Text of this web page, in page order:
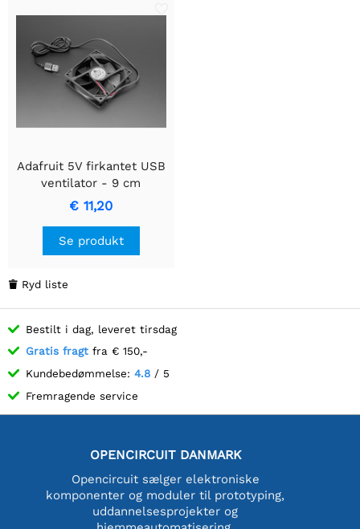
Adafruit 5V firkantet USB
ventilator - 9 cm
€ 11,20
Se produkt
 Ryd liste
Bestilt i dag, leveret tirsdag
Gratis fragt fra € 150,-
Kundebedømmelse: 4.8 / 5
Fremragende service
OPENCIRCUIT DANMARK
Opencircuit sælger elektroniske
komponenter og moduler til prototyping,
uddannelsesprojekter og